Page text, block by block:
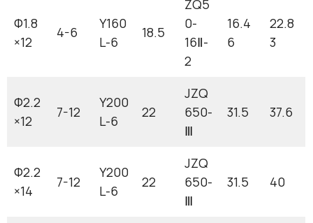
Ф1.8
×12
4-6
Y160
L-6
18.5
ZQ5
0-
16Ⅱ-
2
16.4
6
22.8
3
Ф2.2
×12
7-12
Y200
L-6
22
JZQ
650-
Ⅲ
31.5 37.6
Ф2.2
×14
7-12
Y200
L-6
22
JZQ
650-
Ⅲ
31.5 40